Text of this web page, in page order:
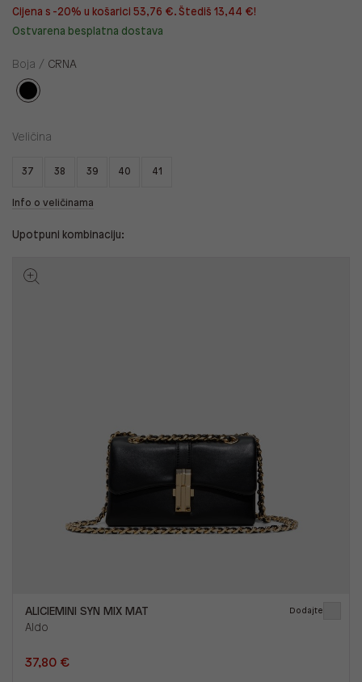
Cijena s -20% u košarici 53,76 €. Štediš 13,44 €!
Ostvarena besplatna dostava
Boja / CRNA
Veličina
37 38 39 40 41
Info o veličinama
Upotpuni kombinaciju:
ALICIEMINI SYN MIX MAT
Aldo
37,80 €
Dodajte